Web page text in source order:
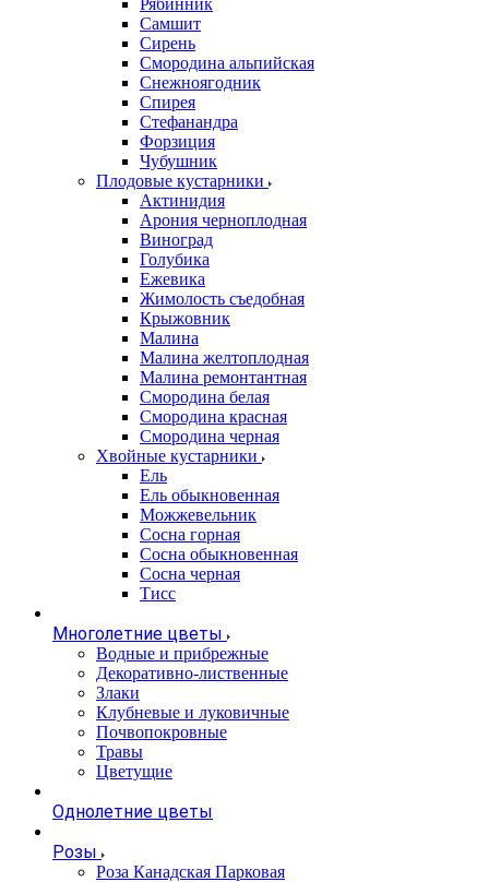
Рябинник
Самшит
Сирень
Смородина альпийская
Снежноягодник
Спирея
Стефанандра
Форзиция
Чубушник
Плодовые кустарники
Актинидия
Арония черноплодная
Виноград
Голубика
Ежевика
Жимолость съедобная
Крыжовник
Малина
Малина желтоплодная
Малина ремонтантная
Смородина белая
Смородина красная
Смородина черная
Хвойные кустарники
Ель
Ель обыкновенная
Можжевельник
Сосна горная
Сосна обыкновенная
Сосна черная
Тисс
Многолетние цветы
Водные и прибрежные
Декоративно-лиственные
Злаки
Клубневые и луковичные
Почвопокровные
Травы
Цветущие
Однолетние цветы
Розы
Роза Канадская Парковая